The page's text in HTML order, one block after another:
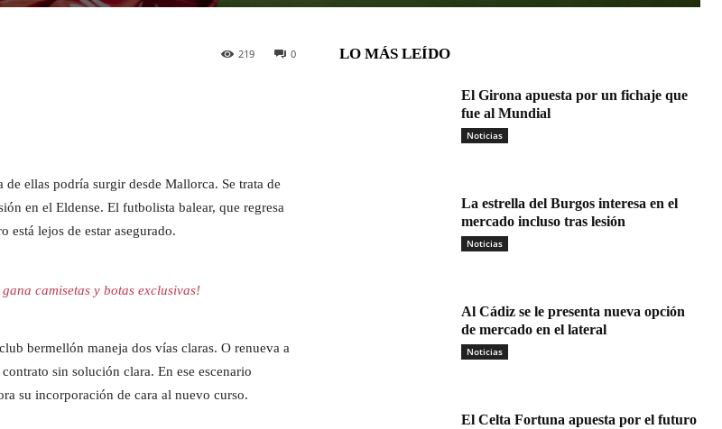
0
219
ellas podría surgir desde Mallorca. Se trata de
en el Eldense. El futbolista balear, que regresa
está lejos de estar asegurado.
camisetas y botas exclusivas!
bermellón maneja dos vías claras. O renueva a
sin solución clara. En ese escenario
su incorporación de cara al nuevo curso.
LO MÁS LEÍDO
El Girona apuesta por un fichaje que
fue al Mundial
Noticias
La estrella del Burgos interesa en el
mercado incluso tras lesión
Noticias
Al Cádiz se le presenta nueva opción
de mercado en el lateral
Noticias
El Celta Fortuna apuesta por el futuro